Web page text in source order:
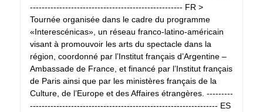
---------------------------------------------------- FR >
Tournée organisée dans le cadre du programme
«Interescénicas», un réseau franco-latino-américain
visant à promouvoir les arts du spectacle dans la
région, coordonné par l’Institut français d’Argentine –
Ambassade de France, et financé par l’Institut français
de Paris ainsi que par les ministères français de la
Culture, de l’Europe et des Affaires étrangères. ---------
---------------------------------------------------------------- ES